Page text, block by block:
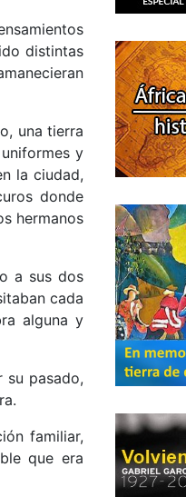
distintas
una tierra
y
la ciudad,
donde
hermanos
a sus dos
cada
alguna y
su pasado,
familiar,
que era